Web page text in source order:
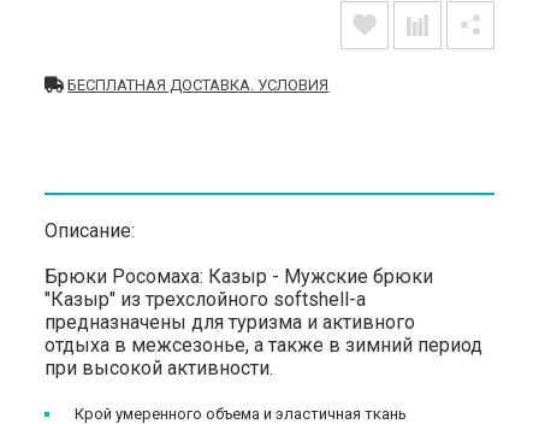
БЕСПЛАТНАЯ ДОСТАВКА. УСЛОВИЯ
Описание:
Брюки Росомаха: Казыр - Мужские брюки
"Казыр" из трехслойного softshell-a
предназначены для туризма и активного
отдыха в межсезонье, а также в зимний период
при высокой активности.
Крой умеренного объема и эластичная ткань